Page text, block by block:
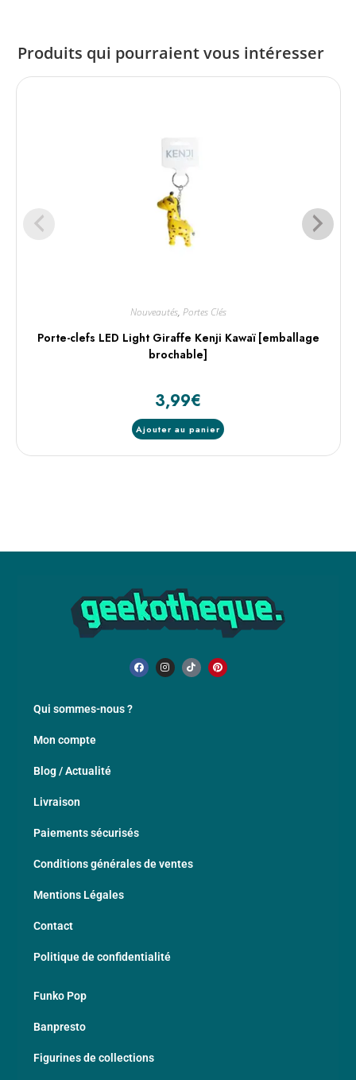
Produits qui pourraient vous intéresser
Nouveautés, Portes Clés
Porte-clefs LED Light Giraffe Kenji Kawaï [emballage
brochable]
3,99€
Ajouter au panier
Qui sommes-nous ?
Mon compte
Blog / Actualité
Livraison
Paiements sécurisés
Conditions générales de ventes
Mentions Légales
Contact
Politique de confidentialité
Funko Pop
Banpresto
Figurines de collections